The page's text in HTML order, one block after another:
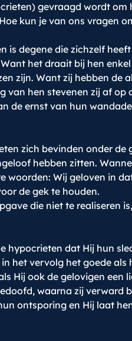
gevraagd wordt
kun je van ons vragen
is degene die zichzelf
het draait bij hen
zijn. Want zij hebben de
van hen stevenen zij af
de ernst van hun
zich bevinden onder
hebben zitten.
woorden: Wij geloven in
de gek te houden.
die niet te realiseren
hypocrieten dat Hij hun
het vervolg het goede als
Hij ook de gelovigen
waarna zij verward
ontsporing en Hij laat